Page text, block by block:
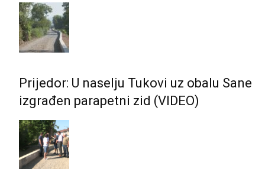
Prijedor: U naselju Tukovi uz obalu Sane
izgrađen parapetni zid (VIDEO)